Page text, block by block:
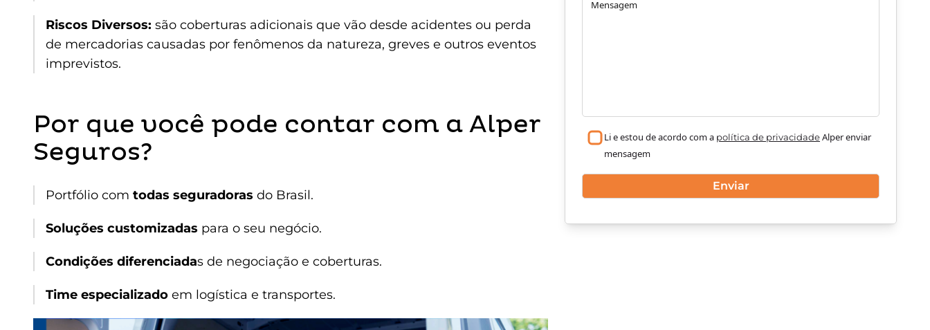
Riscos Diversos: são coberturas adicionais que vão desde acidentes ou perda
de mercadorias causadas por fenômenos da natureza, greves e outros eventos
imprevistos.
Por que você pode contar com a Alper
Seguros?
Portfólio com todas seguradoras do Brasil.
Soluções customizadas para o seu negócio.
Condições diferenciadas de negociação e coberturas.
Time especializado em logística e transportes.
Li e estou de acordo com a política de privacidadeAlper enviar
mensagem